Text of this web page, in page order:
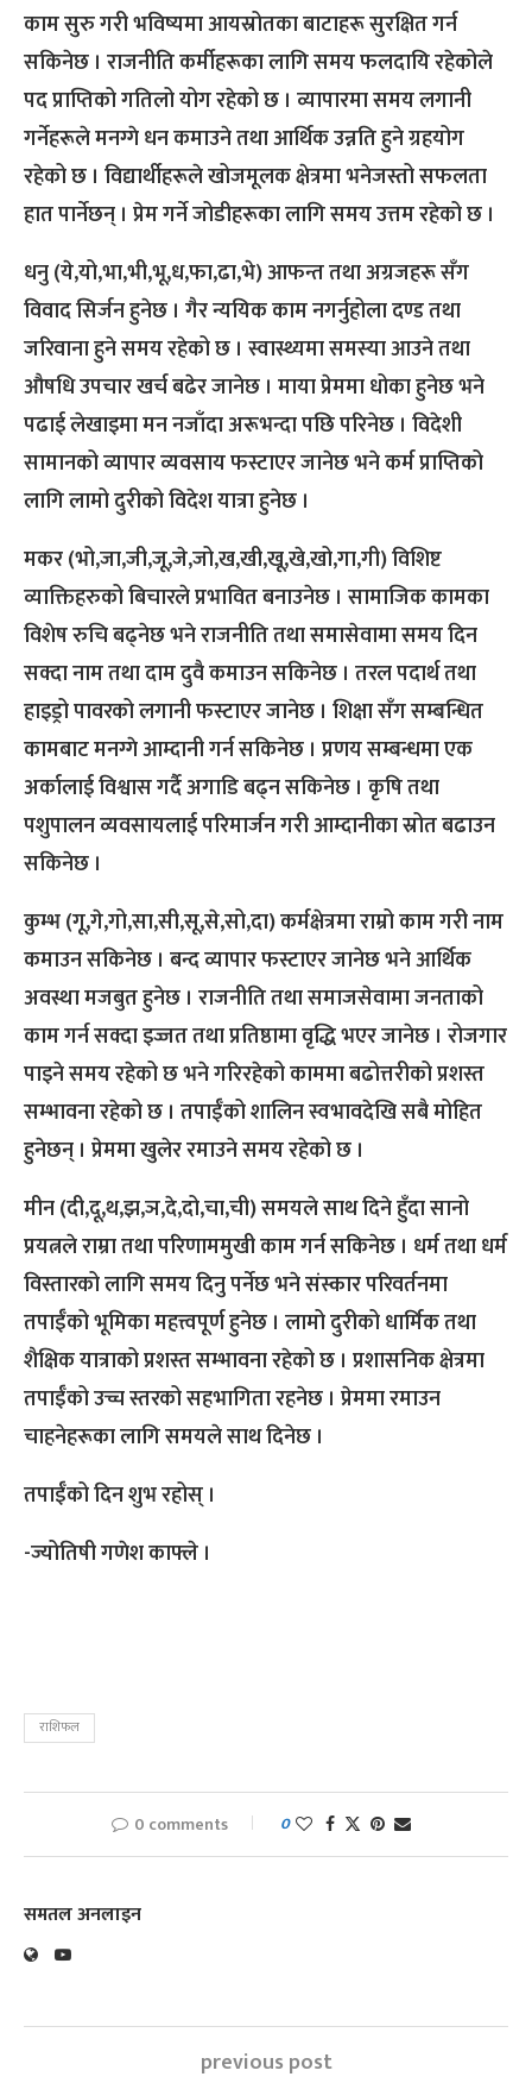
काम सुरु गरी भविष्यमा आयस्रोतका बाटाहरू सुरक्षित गर्न
सकिनेछ । राजनीति कर्मीहरूका लागि समय फलदायि रहेकोले
पद प्राप्तिको गतिलो योग रहेको छ । व्यापारमा समय लगानी
गर्नेहरूले मनग्गे धन कमाउने तथा आर्थिक उन्नति हुने ग्रहयोग
रहेको छ । विद्यार्थीहरूले खोजमूलक क्षेत्रमा भनेजस्तो सफलता
हात पार्नेछन् । प्रेम गर्ने जोडीहरूका लागि समय उत्तम रहेको छ ।
धनु (ये,यो,भा,भी,भू,ध,फा,ढा,भे) आफन्त तथा अग्रजहरू सँग
विवाद सिर्जन हुनेछ । गैर न्ययिक काम नगर्नुहोला दण्ड तथा
जरिवाना हुने समय रहेको छ । स्वास्थ्यमा समस्या आउने तथा
औषधि उपचार खर्च बढेर जानेछ । माया प्रेममा धोका हुनेछ भने
पढाई लेखाइमा मन नजाँदा अरूभन्दा पछि परिनेछ । विदेशी
सामानको व्यापार व्यवसाय फस्टाएर जानेछ भने कर्म प्राप्तिको
लागि लामो दुरीको विदेश यात्रा हुनेछ ।
मकर (भो,जा,जी,जू,जे,जो,ख,खी,खू,खे,खो,गा,गी) विशिष्ट
व्याक्तिहरुको बिचारले प्रभावित बनाउनेछ । सामाजिक कामका
विशेष रुचि बढ्नेछ भने राजनीति तथा समासेवामा समय दिन
सक्दा नाम तथा दाम दुवै कमाउन सकिनेछ । तरल पदार्थ तथा
हाइड्रो पावरको लगानी फस्टाएर जानेछ । शिक्षा सँग सम्बन्धित
कामबाट मनग्गे आम्दानी गर्न सकिनेछ । प्रणय सम्बन्धमा एक
अर्कालाई विश्वास गर्दै अगाडि बढ्न सकिनेछ । कृषि तथा
पशुपालन व्यवसायलाई परिमार्जन गरी आम्दानीका स्रोत बढाउन
सकिनेछ ।
कुम्भ (गू,गे,गो,सा,सी,सू,से,सो,दा) कर्मक्षेत्रमा राम्रो काम गरी नाम
कमाउन सकिनेछ । बन्द व्यापार फस्टाएर जानेछ भने आर्थिक
अवस्था मजबुत हुनेछ । राजनीति तथा समाजसेवामा जनताको
काम गर्न सक्दा इज्जत तथा प्रतिष्ठामा वृद्धि भएर जानेछ । रोजगार
पाइने समय रहेको छ भने गरिरहेको काममा बढोत्तरीको प्रशस्त
सम्भावना रहेको छ । तपाईँको शालिन स्वभावदेखि सबै मोहित
हुनेछन् । प्रेममा खुलेर रमाउने समय रहेको छ ।
मीन (दी,दू,थ,झ,ञ,दे,दो,चा,ची) समयले साथ दिने हुँदा सानो
प्रयत्नले राम्रा तथा परिणाममुखी काम गर्न सकिनेछ । धर्म तथा धर्म
विस्तारको लागि समय दिनु पर्नेछ भने संस्कार परिवर्तनमा
तपाईँको भूमिका महत्त्वपूर्ण हुनेछ । लामो दुरीको धार्मिक तथा
शैक्षिक यात्राको प्रशस्त सम्भावना रहेको छ । प्रशासनिक क्षेत्रमा
तपाईँको उच्च स्तरको सहभागिता रहनेछ । प्रेममा रमाउन
चाहनेहरूका लागि समयले साथ दिनेछ ।
तपाईँको दिन शुभ रहोस् ।
-ज्योतिषी गणेश काफ्ले ।
राशिफल
0 comments 0
समतल अनलाइन
previous post